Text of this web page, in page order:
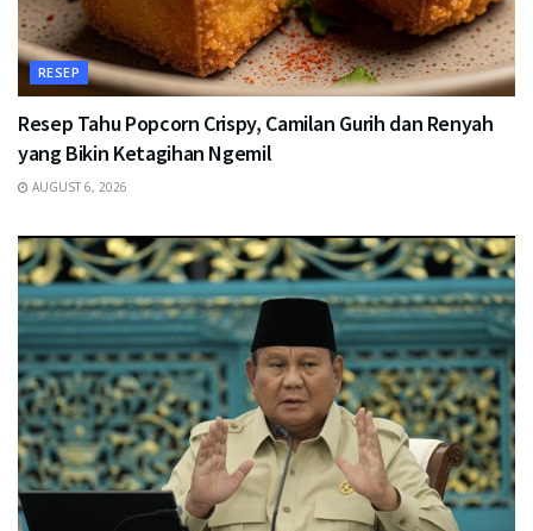
RESEP
Resep Tahu Popcorn Crispy, Camilan Gurih dan Renyah
yang Bikin Ketagihan Ngemil
AUGUST 6, 2026